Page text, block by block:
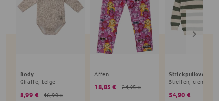
Body
Giraffe, beige
8,99 € 16,99 €
Affen
18,85 € 24,95 €
Strickpullover
Streifen, creme
54,90 €